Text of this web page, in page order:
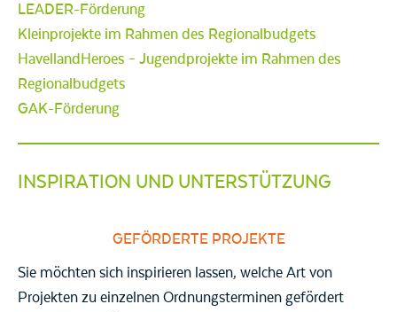
LEADER-Förderung
Kleinprojekte im Rahmen des Regionalbudgets
HavellandHeroes – Jugendprojekte im Rahmen des
Regionalbudgets
GAK-Förderung
INSPIRATION UND UNTERSTÜTZUNG
GEFÖRDERTE PROJEKTE
Sie möchten sich inspirieren lassen, welche Art von
Projekten zu einzelnen Ordnungsterminen gefördert